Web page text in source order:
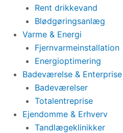
Rent drikkevand
Blødgøringsanlæg
Varme & Energi
Fjernvarmeinstallation
Energioptimering
Badeværelse & Enterprise
Badeværelser
Totalentreprise
Ejendomme & Erhverv
Tandlægeklinikker